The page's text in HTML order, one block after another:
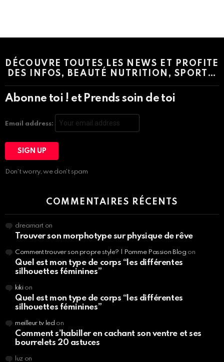
DÉCOUVRE TOUTES LES NEWS ET PROFITE
DES INFOS, BEAUTÉ NUTRITION, SPORT…
Abonne toi ! et Prends soin de toi
Email address:
Don't worry, we don't spam
COMMENTAIRES RÉCENTS
dreamart on
Trouver son morphotype sur physique de rêve
Comment trouver son propre style? | Pomme Passion Blog on
Quel est mon type de corps “les différentes
silhouettes féminines”
kikion
Quel est mon type de corps “les différentes
silhouettes féminines”
meilleur tv led on
Comment s’habiller en cachant son ventre et ses
bourrelets 20 astuces
luzon